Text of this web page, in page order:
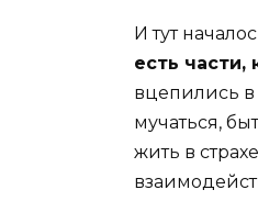
И тут
есть
вцепились в
мучаться,
жить в